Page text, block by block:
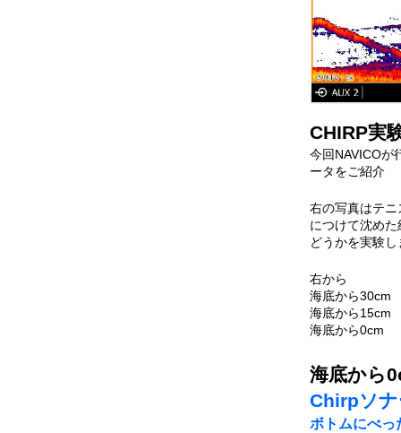
CHIRP実
今回NAVICOが
ータをご紹介
右の写真はテ
につけて沈め
どうかを実験し
右から
海底から30cm
海底から15cm
海底から0cm
海底から
Chirpソ
ボトムにべっ